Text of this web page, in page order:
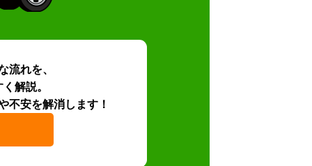
流れを、
解説。
不安を解消します！